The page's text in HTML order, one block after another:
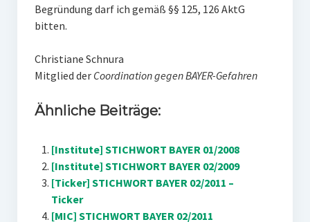
Begründung darf ich gemäß §§ 125, 126 AktG
bitten.
Christiane Schnura
Mitglied der Coordination gegen BAYER-Gefahren
Ähnliche Beiträge:
[Institute] STICHWORT BAYER 01/2008
[Institute] STICHWORT BAYER 02/2009
[Ticker] STICHWORT BAYER 02/2011 –
Ticker
[MIC] STICHWORT BAYER 02/2011